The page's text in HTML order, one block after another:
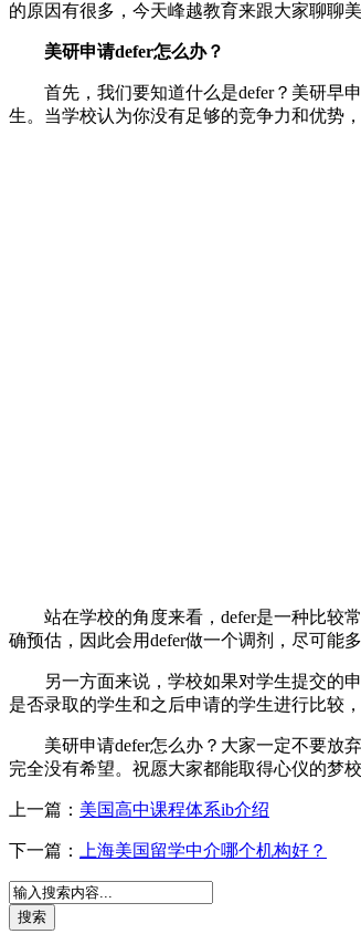
的原因有很多，今天峰越教育来跟大家聊聊
美研申请defer怎么办？
首先，我们要知道什么是defer？美研早申
生。当学校认为你没有足够的竞争力和优势
站在学校的角度来看，defer是一种比较常
确预估，因此会用defer做一个调剂，尽可能
另一方面来说，学校如果对学生提交的申
是否录取的学生和之后申请的学生进行比较
美研申请defer怎么办？大家一定不要放弃
完全没有希望。祝愿大家都能取得心仪的梦校
上一篇： 美国高中课程体系ib介绍
下一篇： 上海美国留学中介哪个机构好？